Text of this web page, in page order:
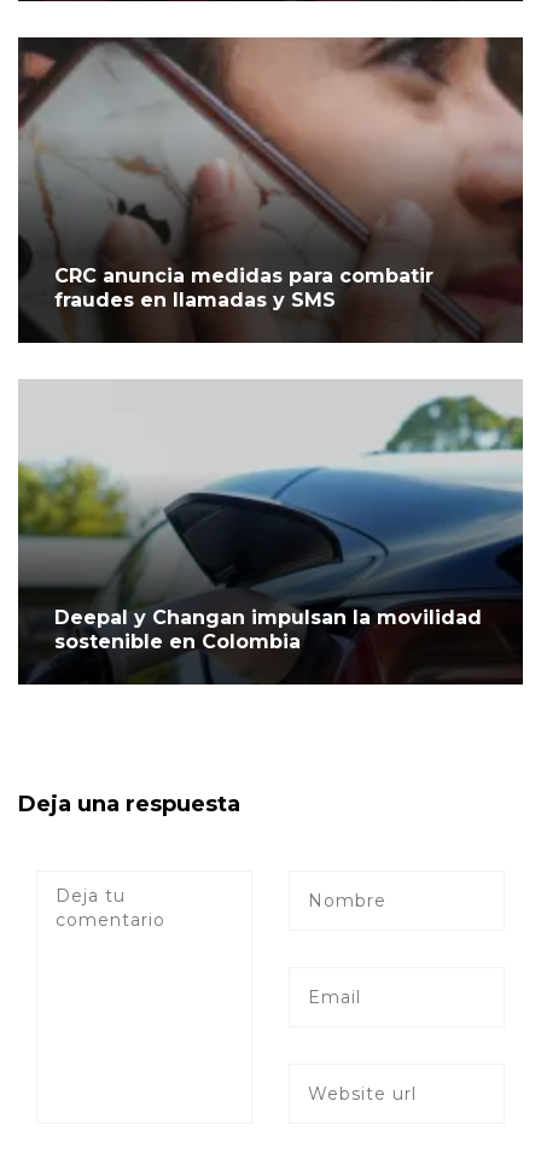
CRC anuncia medidas para combatir
fraudes en llamadas y SMS
Deepal y Changan impulsan la movilidad
sostenible en Colombia
Deja una respuesta